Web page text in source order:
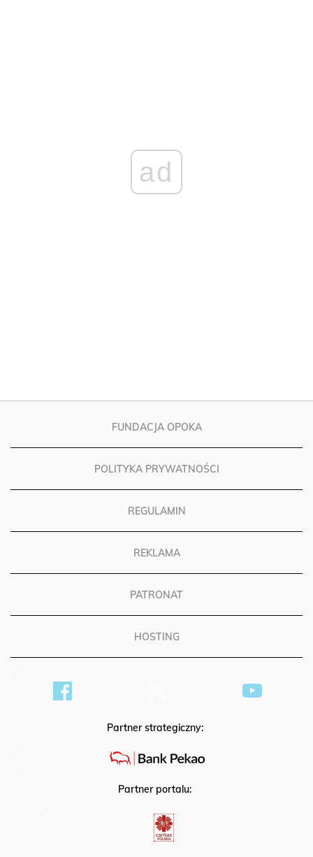
FUNDACJA OPOKA
POLITYKA PRYWATNOŚCI
REGULAMIN
REKLAMA
PATRONAT
HOSTING
Partner strategiczny:
Partner portalu: